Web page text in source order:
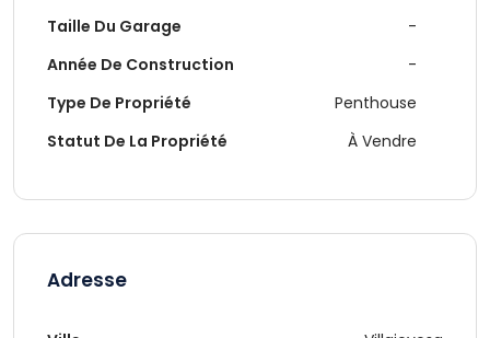
Taille Du Garage
-
Année De Construction
-
Type De Propriété
Penthouse
Statut De La Propriété
À Vendre
Adresse